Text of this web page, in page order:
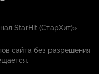
StarHit (СтарХит)»
сайта без разрешения